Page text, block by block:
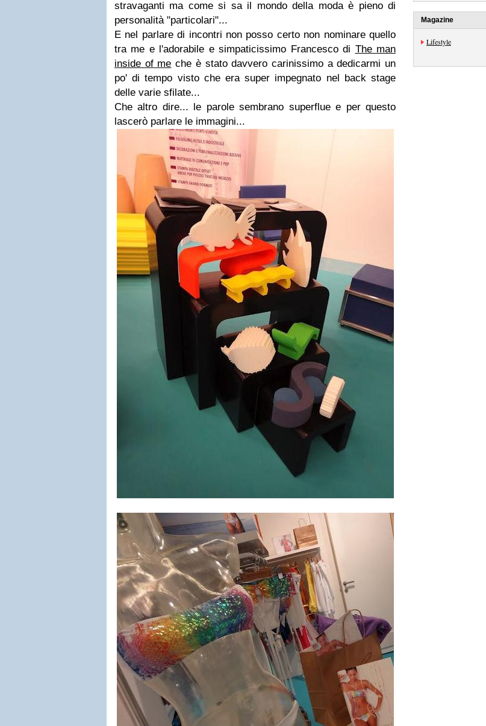
stravaganti ma come si sa il mondo della moda è pieno di
personalità "particolari"...
E nel parlare di incontri non posso certo non nominare quello
tra me e l'adorabile e simpaticissimo Francesco di The man
inside of me che è stato davvero carinissimo a dedicarmi un
po' di tempo visto che era super impegnato nel back stage
delle varie sfilate...
Che altro dire... le parole sembrano superflue e per questo
lascerò parlare le immagini...
Magazine
Lifestyle